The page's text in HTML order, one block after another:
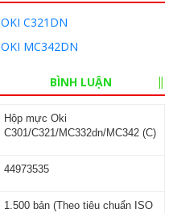
OKI C321DN
OKI MC342DN
BÌNH LUẬN
Hộp mực Oki
C301/C321/MC332dn/MC342 (C)
44973535
1.500 bản (Theo tiêu chuẩn ISO